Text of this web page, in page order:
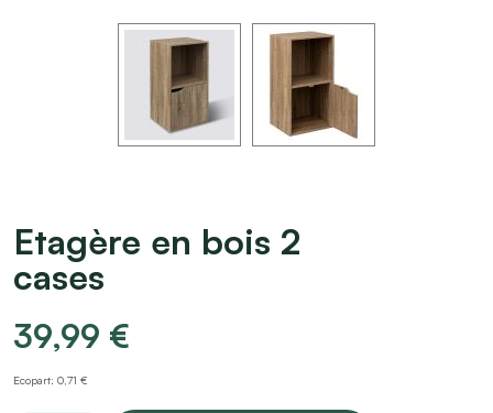
Etagère en bois 2
cases
39,99 €
Ecopart: 0,71 €